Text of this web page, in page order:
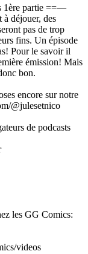
1ère partie ==—
à déjouer, des
pas de trop
fins. Un épisode
Pour le savoir il
émission! Mais
bon.
encore sur notre
@julesetnico
de podcasts
les GG Comics:
videos